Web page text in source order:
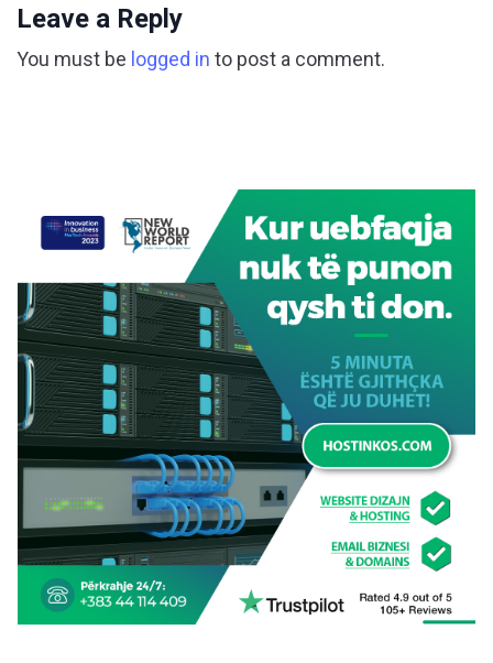
Leave a Reply
You must be logged in to post a comment.